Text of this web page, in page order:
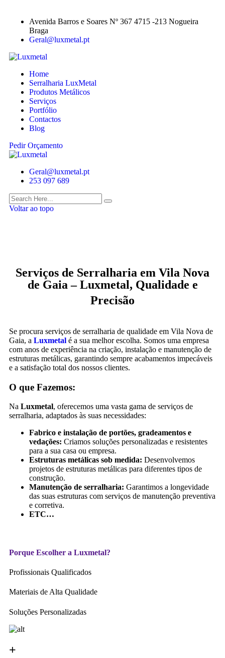
Avenida Barros e Soares Nº 367 4715 -213 Nogueira
Braga
Geral@luxmetal.pt
Home
Serralharia LuxMetal
Produtos Metálicos
Serviços
Portfólio
Contactos
Blog
Pedir Orçamento
Geral@luxmetal.pt
253 097 689
Voltar ao topo
Serviços de Serralharia em Vila Nova
de Gaia – Luxmetal, Qualidade e
Precisão
Se procura serviços de serralharia de qualidade em Vila Nova de
Gaia, a Luxmetal é a sua melhor escolha. Somos uma empresa
com anos de experiência na criação, instalação e manutenção de
estruturas metálicas, garantindo sempre acabamentos impecáveis
e a satisfação total dos nossos clientes.
O que Fazemos:
Na Luxmetal, oferecemos uma vasta gama de serviços de
serralharia, adaptados às suas necessidades:
Fabrico e instalação de portões, gradeamentos e
vedações: Criamos soluções personalizadas e resistentes
para a sua casa ou empresa.
Estruturas metálicas sob medida: Desenvolvemos
projetos de estruturas metálicas para diferentes tipos de
construção.
Manutenção de serralharia: Garantimos a longevidade
das suas estruturas com serviços de manutenção preventiva
e corretiva.
ETC…
Porque Escolher a Luxmetal?
Profissionais Qualificados
Materiais de Alta Qualidade
Soluções Personalizadas
+